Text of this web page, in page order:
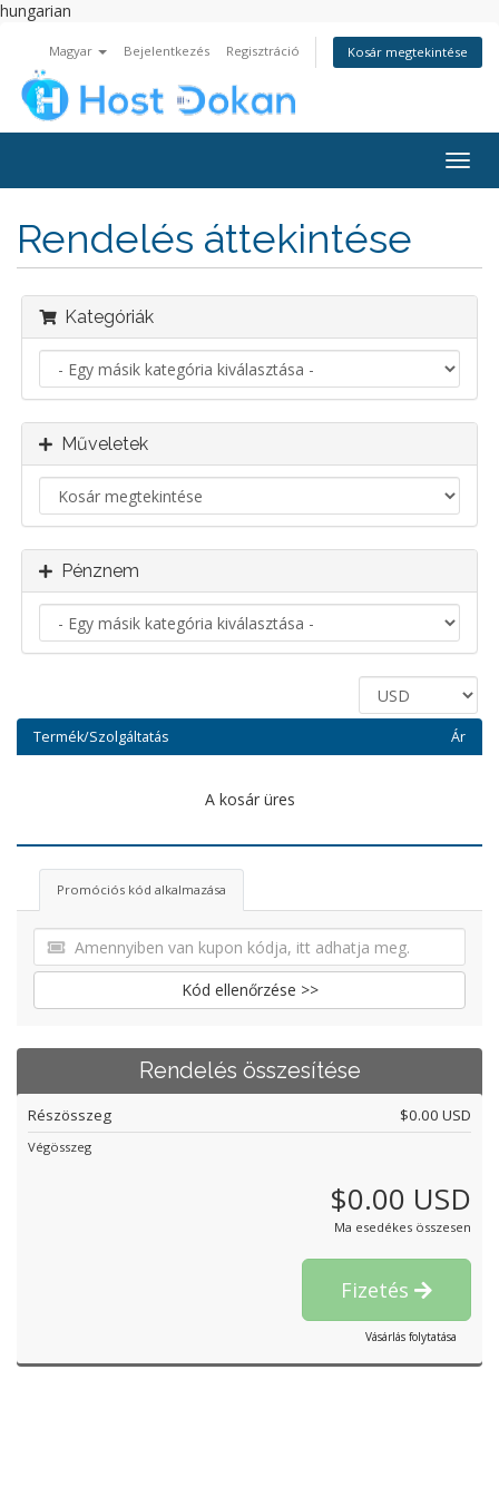
hungarian
Magyar Bejelentkezés Regisztráció Kosár megtekintése
a
Rendelés áttekintése
Kategóriák
Műveletek
Pénznem
Termék/Szolgáltatás Ár
A kosár üres
Promóciós kód alkalmazása
Kód ellenőrzése >>
Rendelés összesítése
Részösszeg $0.00 USD
Végösszeg
$0.00 USD
Ma esedékes összesen
Fizetés
Vásárlás folytatása